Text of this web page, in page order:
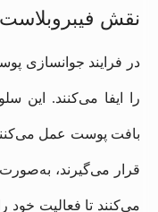
نقش
در فرایند جوانسازی
را ایفا می‌کنند. این
بافت پوست عمل
قرار می‌گیرند،
می‌کنند تا فعالیت خود